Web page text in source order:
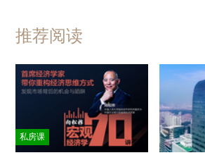
推荐阅读
私房课